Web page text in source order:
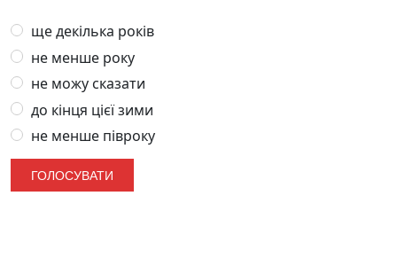
ще декілька років
не менше року
не можу сказати
до кінця цієї зими
не менше півроку